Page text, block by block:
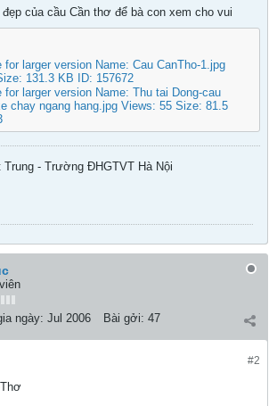
của cầu Cần thơ để bà con xem cho vui
- Trường ĐHGTVT Hà Nội
ngày: Jul 2006 Bài gởi: 47
#2